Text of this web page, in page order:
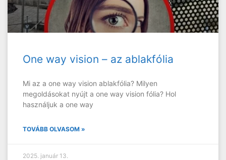
One way vision – az ablakfólia
Mi az a one way vision ablakfólia? Milyen
megoldásokat nyújt a one way vision fólia? Hol
használjuk a one way
TOVÁBB OLVASOM »
2025. január 13.